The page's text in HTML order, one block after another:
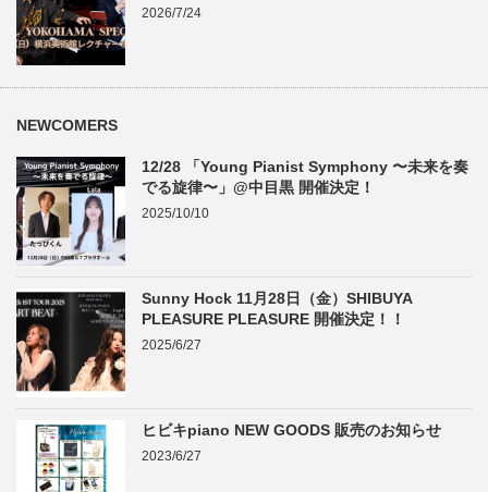
2026/7/24
NEWCOMERS
12/28 「Young Pianist Symphony 〜未来を奏
でる旋律〜」@中目黒 開催決定！
2025/10/10
Sunny Hock 11月28日（金）SHIBUYA
PLEASURE PLEASURE 開催決定！！
2025/6/27
ヒビキpiano NEW GOODS 販売のお知らせ
2023/6/27